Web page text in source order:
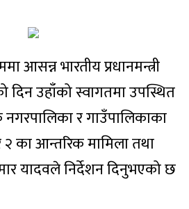
आसन्न भारतीय प्रधानमन्त्री
दिन उहाँको स्वागतमा उपस्थित
नगरपालिका र गाउँपालिकाका
२ का आन्तरिक मामिला तथा
यादवले निर्देशन दिनुभएको छ